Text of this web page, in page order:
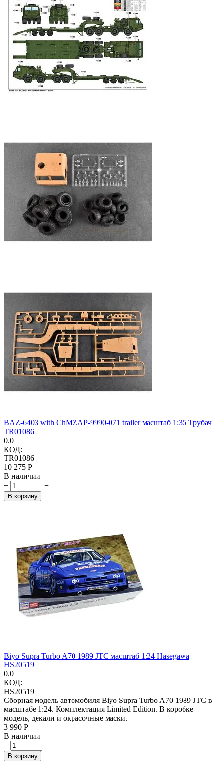
BAZ-6403 with ChMZAP-9990-071 trailer масштаб 1:35 Трубач
TR01086
0.0
КОД:
TR01086
10 275 Р
В наличии
+
−
В корзину
Biyo Supra Turbo A70 1989 JTC масштаб 1:24 Hasegawa
HS20519
0.0
КОД:
HS20519
Сборная модель автомобиля Biyo Supra Turbo A70 1989 JTC в
масштабе 1:24. Комплектация Limited Edition. В коробке
модель, декали и окрасочные маски.
3 990 Р
В наличии
+
−
В корзину